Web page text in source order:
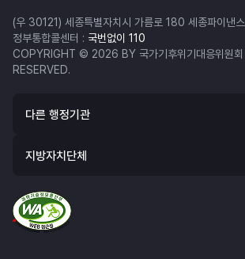
(우 30121) 세종특별자치시 가름로 180 세종파이낸
정부통합콜센터 : 국번없이 110
COPYRIGHT © 2026 BY 국가기후위기대응위원
RESERVED.
다른 행정기관
지방자치단체